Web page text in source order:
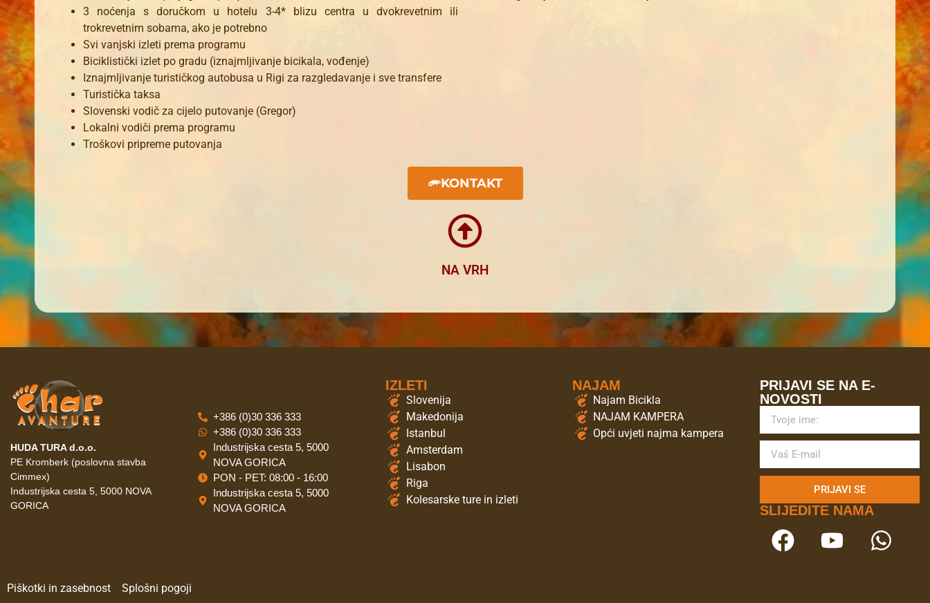
3 noćenja s doručkom u hotelu 3-4* blizu centra u dvokrevetnim ili
trokrevetnim sobama, ako je potrebno
Svi vanjski izleti prema programu
Biciklistički izlet po gradu (iznajmljivanje bicikala, vođenje)
Iznajmljivanje turističkog autobusa u Rigi za razgledavanje i sve transfere
Turistička taksa
Slovenski vodič za cijelo putovanje (Gregor)
Lokalni vodiči prema programu
Troškovi pripreme putovanja
KONTAKT
NA VRH
HUDA TURA d.o.o.
PE Kromberk (poslovna stavba
Cimmex)
Industrijska cesta 5, 5000 NOVA
GORICA
+386 (0)30 336 333
+386 (0)30 336 333
Industrijska cesta 5, 5000
NOVA GORICA
PON - PET: 08:00 - 16:00
Industrijska cesta 5, 5000
NOVA GORICA
IZLETI
Slovenija
Makedonija
Istanbul
Amsterdam
Lisabon
Riga
Kolesarske ture in izleti
NAJAM
Najam Bicikla
NAJAM KAMPERA
Opći uvjeti najma kampera
PRIJAVI SE NA E-
NOVOSTI
PRIJAVI SE
SLIJEDITE NAMA
Piškotki in zasebnost Splošni pogoji